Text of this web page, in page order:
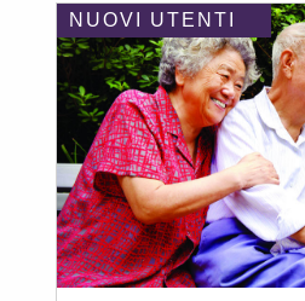
NUOVI UTENTI